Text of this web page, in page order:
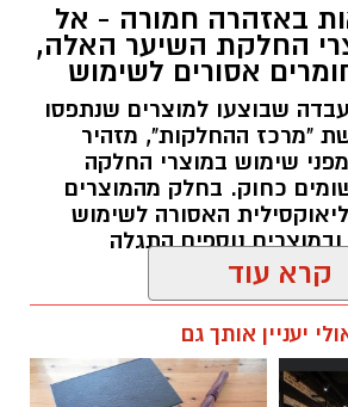
חינוכיות, ליצור אירועי תוכן
ולעבוד מול קהלים מגוונים, תוך
החינוך והקהילה.
על ידי המועצה להשכלה
הדרכה ועמידה מול קהל.
בניהול והובלת צוות.
והפקת פרויקטים מיוחדים
באזהרה חמורה - אל
החלקת השיער האלה,
אסורים לשימוש
שבוצעו למוצרים שנתפסו
"מרכז ההחלקות", מזהיר
שימוש במוצרי החלקה
כחוק. בחלק מהמוצרים
האסורה לשימוש
נוספים התגלה
המוגדר כמסרטן
קרא עוד
יעניין אותך גם